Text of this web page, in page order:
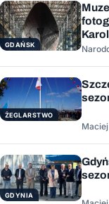
GDAŃSK
ŻEGLARSTWO
GDYNIA